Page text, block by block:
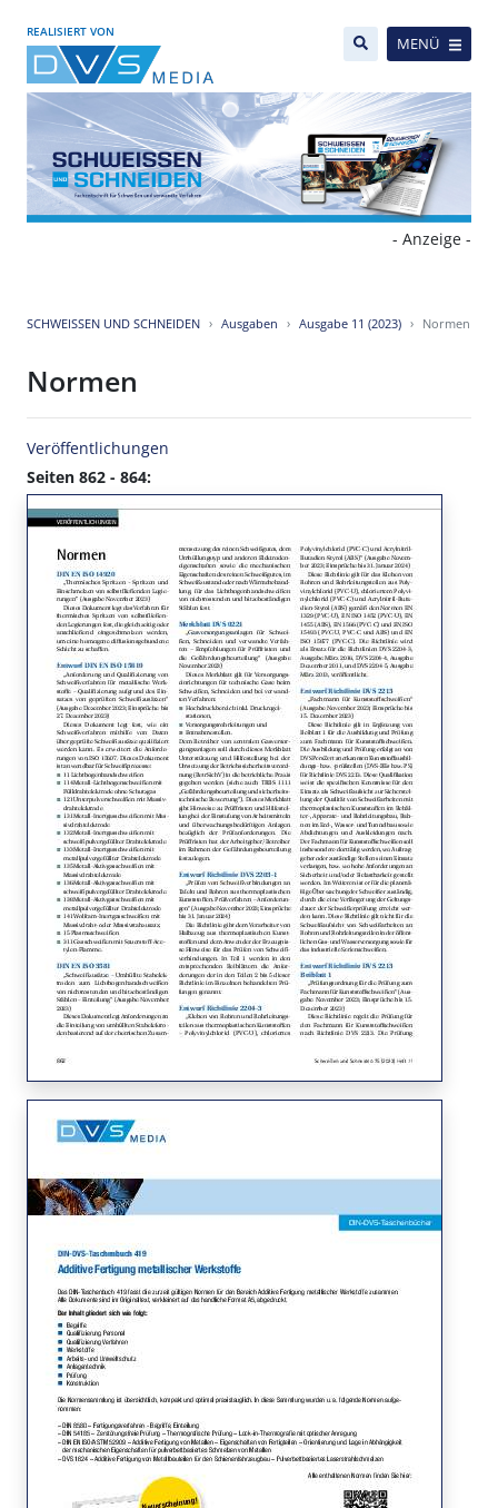
REALISIERT VON
MENÜ
- Anzeige -
SCHWEISSEN UND SCHNEIDEN Ausgaben Ausgabe 11 (2023) Normen
Normen
Veröffentlichungen
Seiten 862 - 864: